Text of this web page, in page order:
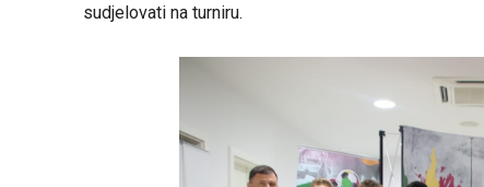
sudjelovati na turniru.